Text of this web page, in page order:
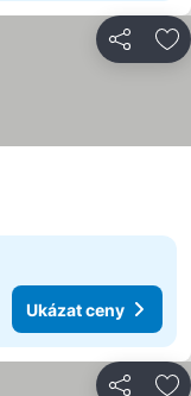
Sdílet
Ukázat ceny